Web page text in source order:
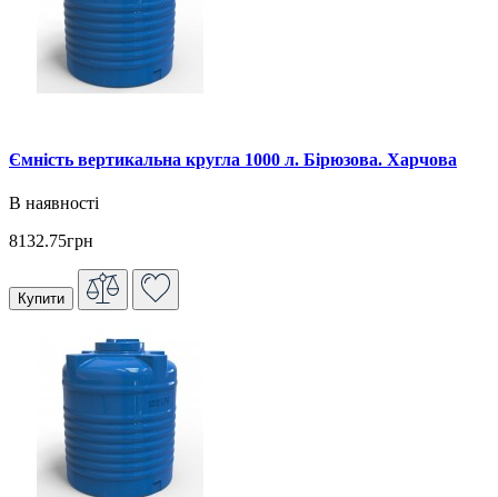
Ємність вертикальна кругла 1000 л. Бірюзова. Харчова
В наявності
8132.75грн
Купити